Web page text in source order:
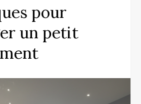
pour
un petit